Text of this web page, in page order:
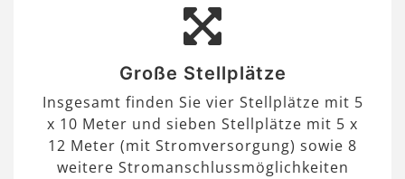
Große Stellplätze
Insgesamt finden Sie vier Stellplätze mit 5
x 10 Meter und sieben Stellplätze mit 5 x
12 Meter (mit Stromversorgung) sowie 8
weitere Stromanschlussmöglichkeiten